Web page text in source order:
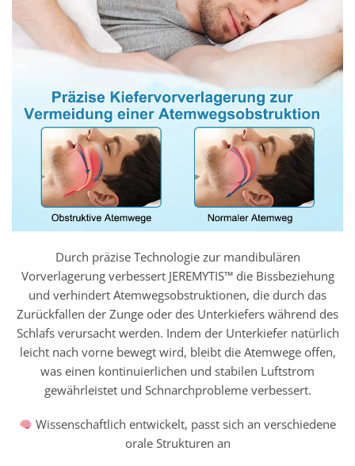
Durch präzise Technologie zur mandibulären
Vorverlagerung verbessert JEREMYTIS™ die Bissbeziehung
und verhindert Atemwegsobstruktionen, die durch das
Zurückfallen der Zunge oder des Unterkiefers während des
Schlafs verursacht werden. Indem der Unterkiefer natürlich
leicht nach vorne bewegt wird, bleibt die Atemwege offen,
was einen kontinuierlichen und stabilen Luftstrom
gewährleistet und Schnarchprobleme verbessert.
Wissenschaftlich entwickelt, passt sich an verschiedene
orale Strukturen an